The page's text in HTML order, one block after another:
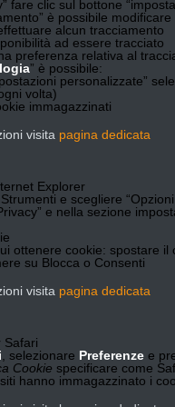
fare clic sul bottone
è possibile
alcun tracciamento
ad essere tracciato
preferenza relativa al
” è possibile:
personalizzate”
volta)
immagazzinati
visita pagina dedicata
Explorer
e scegliere
e nella sezione
ottenere cookie: spostare
su Blocca o Consenti
visita pagina dedicata
Safari
, selezionare Preferenze e
Cookie specificare come
hanno immagazzinato i